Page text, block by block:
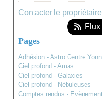
Contacter le
Flux
Pages
Adhésion - Astro Centre
Ciel profond - Amas
Ciel profond - Galaxies
Ciel profond - Nébuleuses
Comptes rendus -